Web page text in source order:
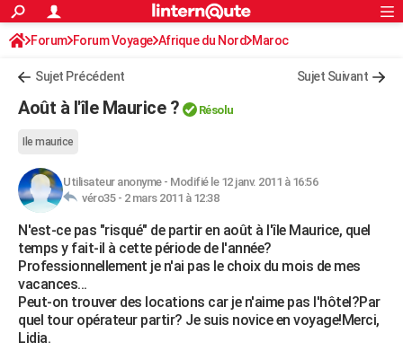
ACTUALITÉS
Politique
Société
Faits Divers
Education
Monde
Villes
+
AUTO
Essais
Réserver un essai
Citadines
Berlines
SUV
Forum auto
+HIGH-TECH
Mobiles
Meilleur smartphone
Internet
Ordinateurs
Jeux vidéo
Guide high-tech
+BRICOLAGE
Forum
Aménagement intérieur
Extérieur
Cuisine
Salle de bains
Jardinage
Rangement
Guides de France
Escapades
Patrimoine
Expositions
Musées
Week-end nature
+LIFESTYLE
Art de vivre
Bien-être
Loisirs
Mode
Modes de vie
S'inscrire
Connexion
Forum Forum Voyage Afrique du Nord Maroc
Sujet Précédent Sujet Suivant
Août à l'île Maurice ? Résolu
Ile maurice
Utilisateur anonyme- Modifié le 12 janv. 2011 à 16:56
véro35 - 2 mars 2011 à 12:38
N'est-ce pas "risqué" de partir en août à l'île Maurice, quel
temps y fait-il à cette période de l'année?
Professionnellement je n'ai pas le choix du mois de mes
vacances...
Peut-on trouver des locations car je n'aime pas l'hôtel?Par
quel tour opérateur partir? Je suis novice en voyage!Merci,
Lidia.